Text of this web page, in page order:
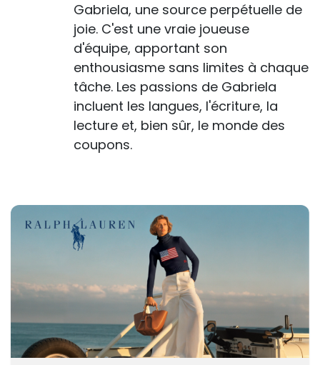
Gabriela, une source perpétuelle de
joie. C'est une vraie joueuse
d'équipe, apportant son
enthousiasme sans limites à chaque
tâche. Les passions de Gabriela
incluent les langues, l'écriture, la
lecture et, bien sûr, le monde des
coupons.